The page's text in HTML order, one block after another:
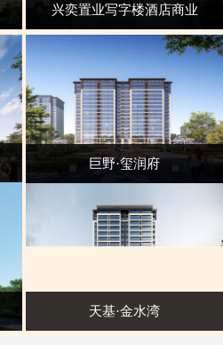
兴奕置业写字楼酒店商业
巨野·玺润府
天基·金水湾